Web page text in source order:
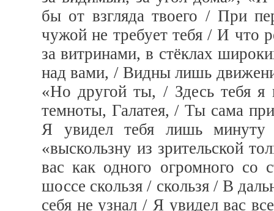
бы от взгляда твоего / При
чужой не требует тебя / И что
за витринами, в стёклах
над вами, / Видны лишь
«Но другой ты, / Здесь тебя я
темноты, Галатея, / Ты сама
Я увидел тебя лишь
«выскользну из зрительской
вас как одного огромного
шоссе скользя / скользя / В
себя не узнал / Я увидел вас